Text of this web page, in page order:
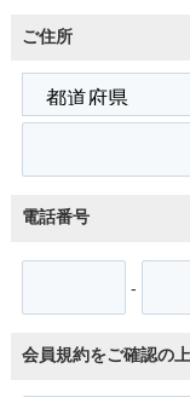
ご住所
電話番号
-
会員規約をご確認の